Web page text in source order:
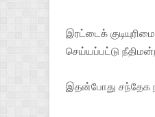
இரட்டைக்
செய்யப்பட்டு
இதன்போது சந்தேக